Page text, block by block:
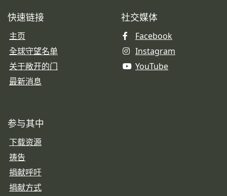
快速链接
主页
全球守望名单
关于敞开的门
最新消息
社交媒体
Facebook
Instagram
YouTube
参与其中
下载资源
祷告
捐献呼吁
捐献方式